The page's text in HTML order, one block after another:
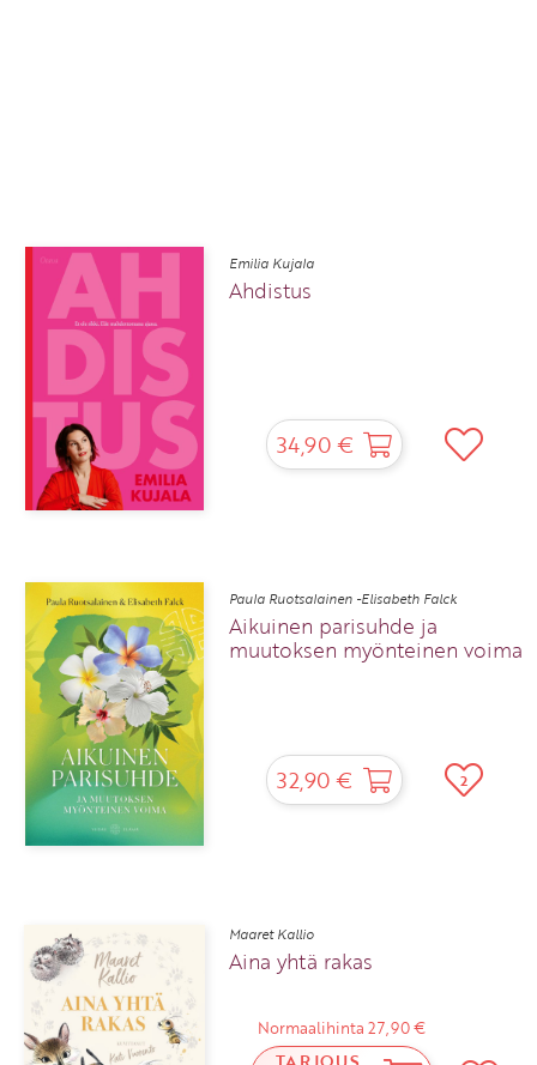
Emilia Kujala
Ahdistus
34,90 €
Paula Ruotsalainen -Elisabeth Falck
Aikuinen parisuhde ja
muutoksen myönteinen voima
32,90 € 2
Maaret Kallio
Aina yhtä rakas
Normaalihinta 27,90 €